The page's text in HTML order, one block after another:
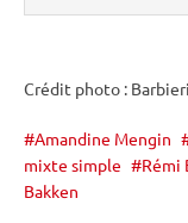
Crédit photo :
Amandine Mengin
mixte simple
Rémi
Bakken